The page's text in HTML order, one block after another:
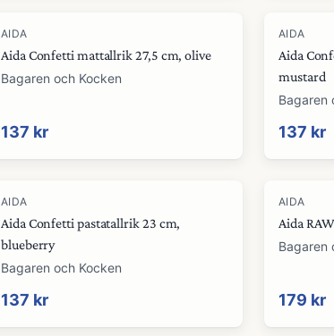
AIDA
Aida Confetti mattallrik 27,5 cm, olive
Bagaren och Kocken
137 kr
AIDA
Aida
mustard
Bagaren
137 kr
AIDA
Aida Confetti pastatallrik 23 cm,
blueberry
Bagaren och Kocken
137 kr
AIDA
Aida
Bagaren
179 kr